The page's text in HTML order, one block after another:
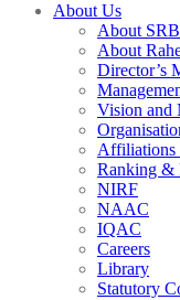
About Us
About
About
Director’s
Vision and
Affiliations
Ranking &
NIRF
NAAC
IQAC
Careers
Library
Statutory